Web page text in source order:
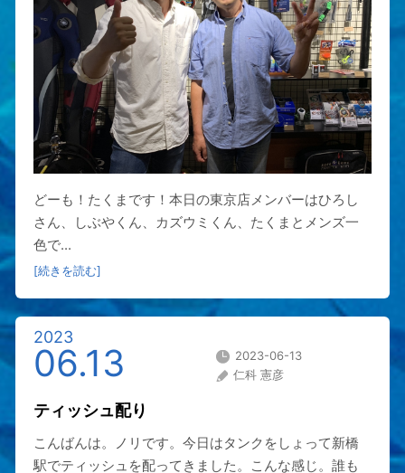
どーも！たくまです！本日の東京店メンバーはひろし
さん、しぶやくん、カズウミくん、たくまとメンズ一
色で...
[続きを読む]
2023
06.13
2023-06-13
仁科 憲彦
ティッシュ配り
こんばんは。ノリです。今日はタンクをしょって新橋
駅でティッシュを配ってきました。こんな感じ。誰も